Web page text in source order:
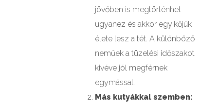
jövőben is megtörténhet
ugyanez és akkor egyikőjük
élete lesz a tét. A különböző
neműek a tüzelési időszakot
kivéve jól megférnek
egymással.
Más kutyákkal szemben: